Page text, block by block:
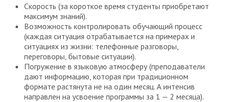
Скорость (за короткое время студенты приобретают
максимум знаний).
Возможность контролировать обучающий процесс
(каждая ситуация отрабатывается на примерах и
ситуациях из жизни: телефонные разговоры,
переговоры, бытовые ситуации).
Погружение в языковую атмосферу(преподаватели
дают информацию, которая при традиционном
формате растянута не на один месяц. А интенсив
направлен на усвоение программы за 1 — 2 месяца).